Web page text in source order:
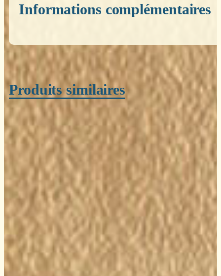
Informations complémentaires
Produits similaires